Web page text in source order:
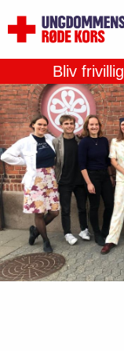
til
hovedindhold
Bliv frivillig